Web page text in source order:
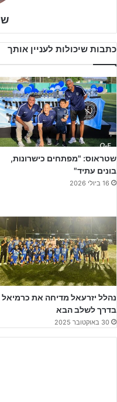
מבטיחה את זכייתה
שנתון 2007 ביחד עם רומי
לקבוצת הנוער לאחר שהעלו את
ונערים ב' של נהלל יזרעאל
שנתון 2006 ששנה
לאורך העונה כולה.
עם מאזן של 15
של 14 נקודות מהמקום השני כשהם עם משחק חסר.
עליית קבוצת הנוער של נהלל
ליגה היסטורית של קבוצת
כתבות שיכולות לעניין אותך
שטראוס: "מפתחים כישרונות,
בונים עתיד"
16 ביולי 2026
נהלל יזרעאל מדיחה את כרמיאל
בדרך לשלב הבא
30 באוקטובר 2025